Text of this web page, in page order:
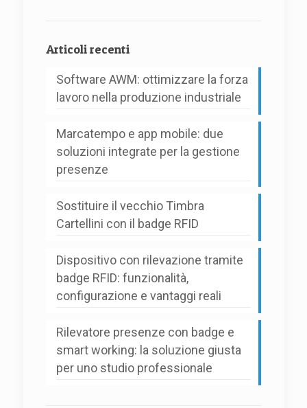
Articoli recenti
Software AWM: ottimizzare la forza
lavoro nella produzione industriale
Marcatempo e app mobile: due
soluzioni integrate per la gestione
presenze
Sostituire il vecchio Timbra
Cartellini con il badge RFID
Dispositivo con rilevazione tramite
badge RFID: funzionalità,
configurazione e vantaggi reali
Rilevatore presenze con badge e
smart working: la soluzione giusta
per uno studio professionale